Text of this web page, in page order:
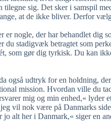
sig. Det sker i samspil
at de ikke bliver. Derfor
er nogle, der har behandlet dig
stadigvæk betragtet som
som gør dig tyrkisk. Du kan
også udtryk for en holdning,
mission. Hvordan ville du
mig og min enhed,« lyder
vil nok være på Danmarks
alt her i Danmark,« siger en